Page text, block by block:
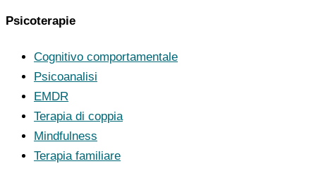
Psicoterapie
Cognitivo comportamentale
Psicoanalisi
EMDR
Terapia di coppia
Mindfulness
Terapia familiare